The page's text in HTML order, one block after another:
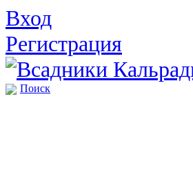
Вход
Регистрация
Поиск